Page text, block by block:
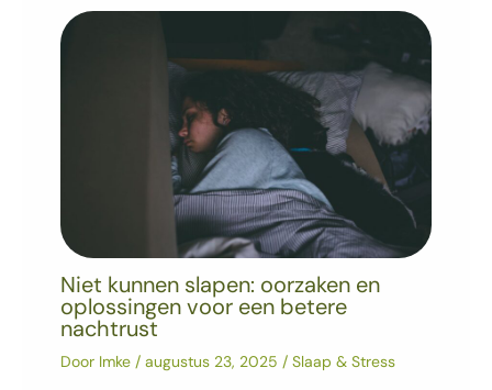
Niet kunnen slapen: oorzaken en
oplossingen voor een betere
nachtrust
Door Imke / augustus 23, 2025 / Slaap & Stress